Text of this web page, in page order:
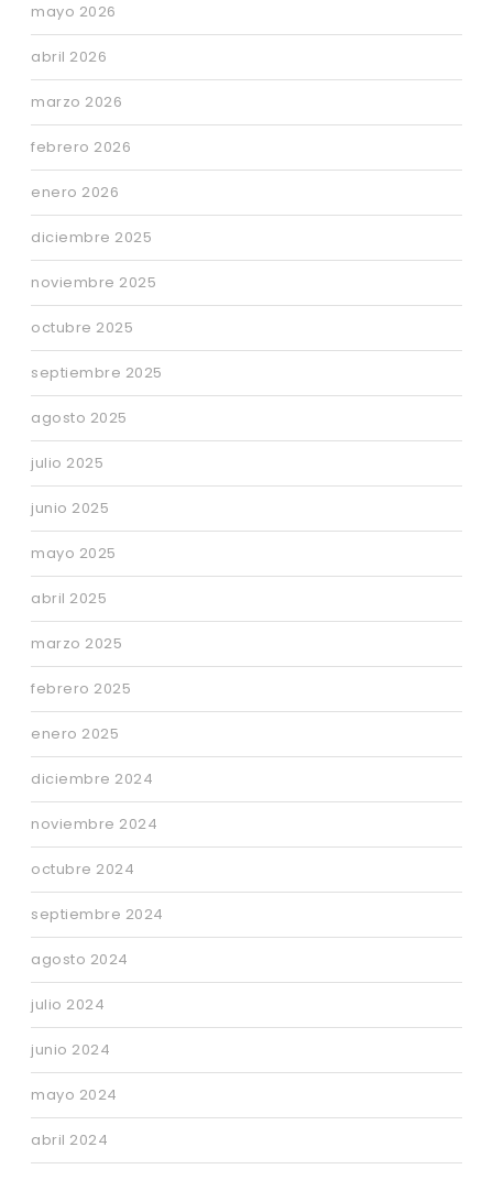
mayo 2026
abril 2026
marzo 2026
febrero 2026
enero 2026
diciembre 2025
noviembre 2025
octubre 2025
septiembre 2025
agosto 2025
julio 2025
junio 2025
mayo 2025
abril 2025
marzo 2025
febrero 2025
enero 2025
diciembre 2024
noviembre 2024
octubre 2024
septiembre 2024
agosto 2024
julio 2024
junio 2024
mayo 2024
abril 2024